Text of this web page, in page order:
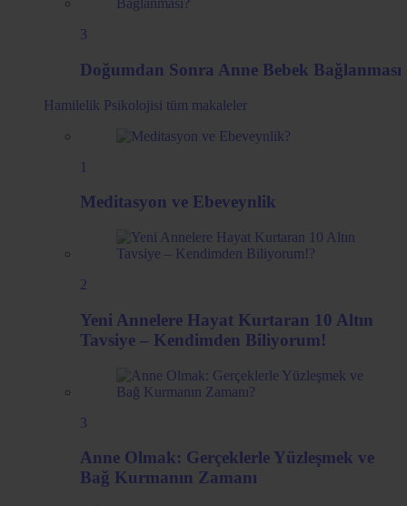
3
Doğumdan Sonra Anne Bebek Bağlanması
Hamilelik Psikolojisi tüm makaleler
1
Meditasyon ve Ebeveynlik
2
Yeni Annelere Hayat Kurtaran 10 Altın
Tavsiye – Kendimden Biliyorum!
3
Anne Olmak: Gerçeklerle Yüzleşmek ve
Bağ Kurmanın Zamanı